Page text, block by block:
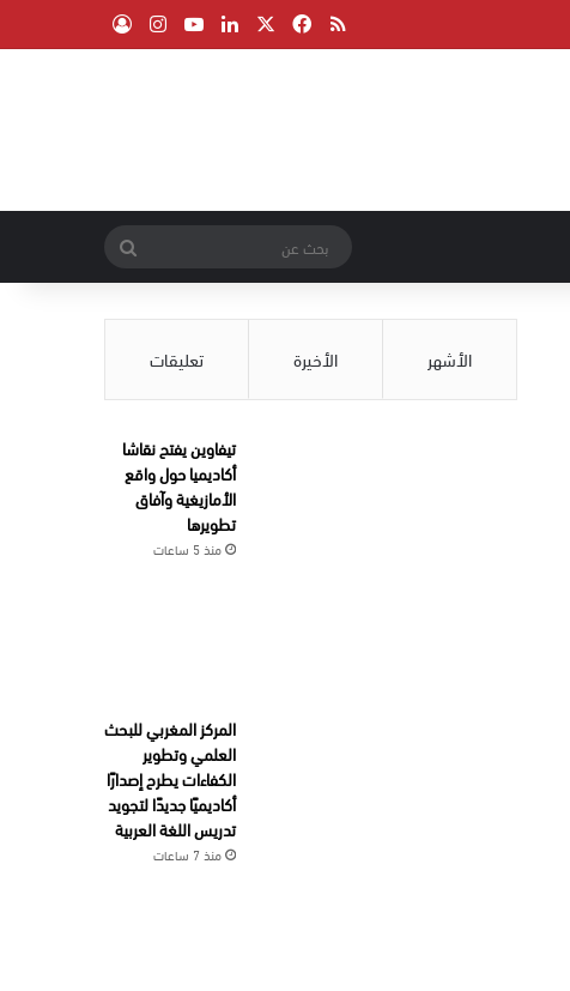
ملخص الموقع RSS
فيسبوك لينكدإن ‫YouTube
انستقرام
عن
الأشهر الأخيرة تعليقات
تيفاوين يفتح نقاشا
أكاديميا حول واقع
الأمازيغية وآفاق
تطويرها
منذ 5 ساعات
المركز المغربي للبحث
العلمي وتطوير
الكفاءات يطرح إصدارًا
أكاديميًا جديدًا لتجويد
تدريس اللغة العربية
منذ 7 ساعات